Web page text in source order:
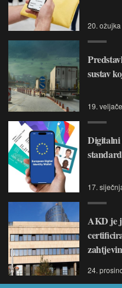
20.
sustav
19.
Digitalni
17.
AKD je
24.